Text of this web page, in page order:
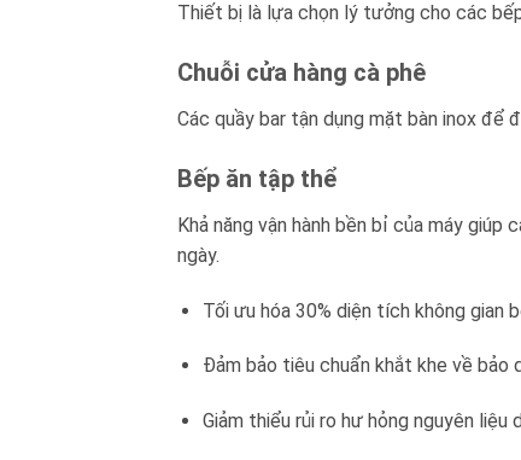
Thiết bị là lựa chọn lý tưởng cho các
Chuỗi cửa hàng cà phê
Các quầy bar tận dụng mặt bàn inox để
Bếp ăn tập thể
Khả năng vận hành bền bỉ của máy
ngày.
Tối ưu hóa 30% diện tích không gian
Đảm bảo tiêu chuẩn khắt khe về bảo
Giảm thiểu rủi ro hư hỏng nguyên